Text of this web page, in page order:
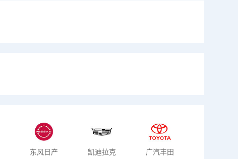
东风日产 凯迪拉克 广汽丰田